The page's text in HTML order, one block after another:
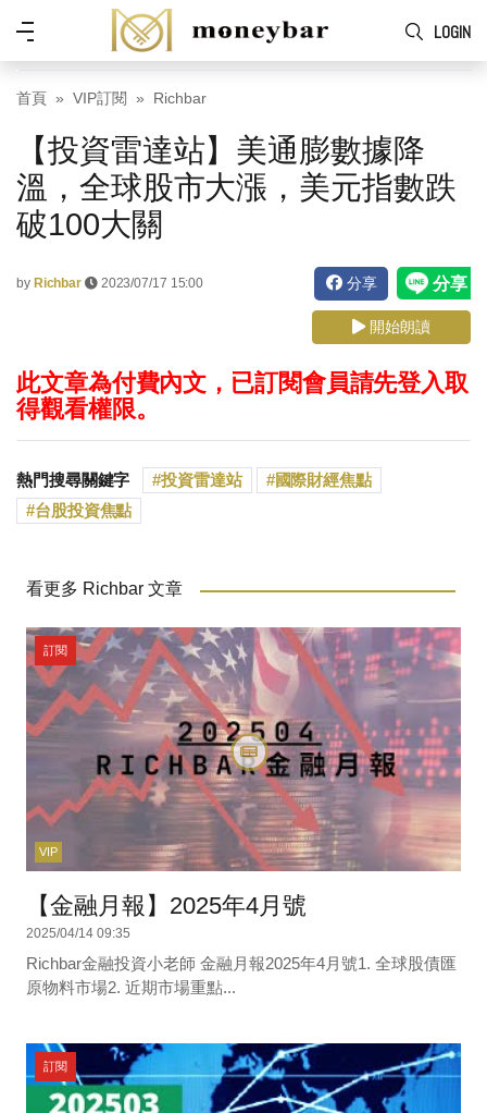
Skip to main content
LOGIN
功
表
首頁 VIP訂閱 Richbar
【投資雷達站】美通膨數據降
溫，全球股市大漲，美元指數跌
破100大關
by Richbar 2023/07/17 15:00 分享
開始朗讀
此文章為付費內文，已訂閱會員請先登入取
得觀看權限。
熱門搜尋關鍵字 投資雷達站
國際財經焦點
台股投資焦點
看更多 Richbar 文章
VIP
訂閱
【金融月報】2025年4月號
2025/04/14 09:35
Richbar金融投資小老師 金融月報2025年4月號1. 全球股債匯
原物料市場2. 近期市場重點...
訂閱